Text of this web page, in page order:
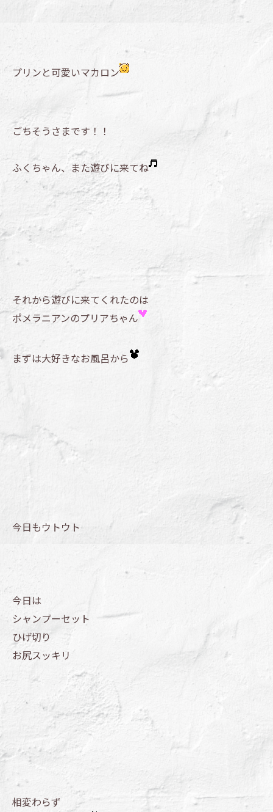
プリンと可愛いマカロン
ごちそうさまです！！
ふくちゃん、また遊びに来てね
それから遊びに来てくれたのは
ポメラニアンのプリアちゃん
まずは大好きなお風呂から
今日もウトウト
今日は
シャンプーセット
ひげ切り
お尻スッキリ
相変わらず